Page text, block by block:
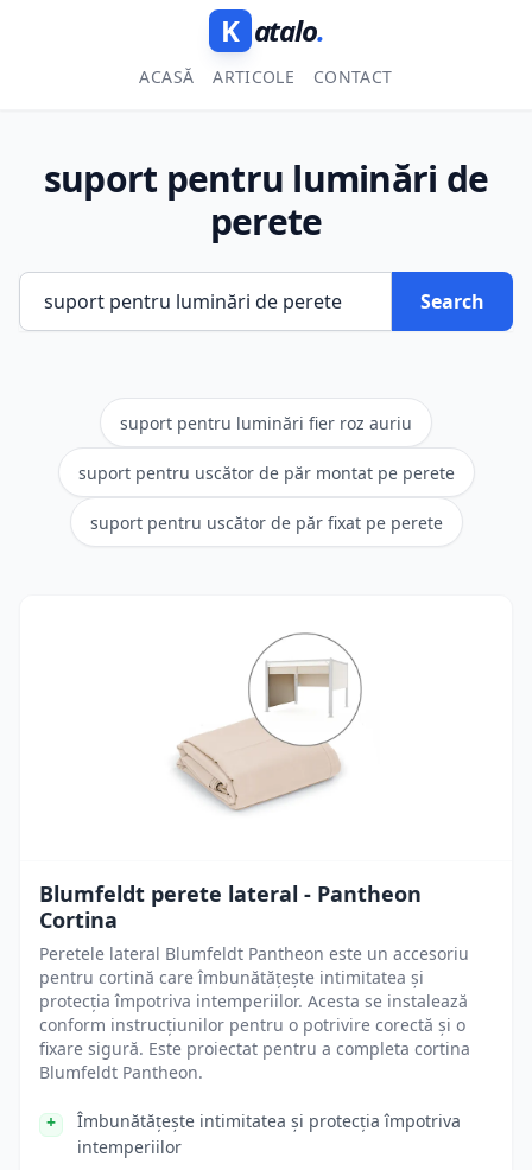
K atalo.
ACASĂ ARTICOLE CONTACT
suport pentru luminări de
perete
Search
suport pentru luminări fier roz auriu
suport pentru uscător de păr montat pe perete
suport pentru uscător de păr fixat pe perete
Blumfeldt perete lateral - Pantheon
Cortina
Peretele lateral Blumfeldt Pantheon este un accesoriu
pentru cortină care îmbunătățește intimitatea și
protecția împotriva intemperiilor. Acesta se instalează
conform instrucțiunilor pentru o potrivire corectă și o
fixare sigură. Este proiectat pentru a completa cortina
Blumfeldt Pantheon.
Îmbunătățește intimitatea și protecția împotriva
intemperiilor